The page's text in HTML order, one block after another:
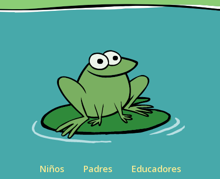
Niños Padres
Educadores